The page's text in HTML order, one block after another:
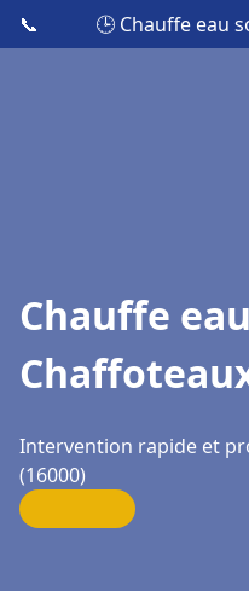
📞 🕒 Chauffe eau
Chauffe
Intervention rapide et
(16000)